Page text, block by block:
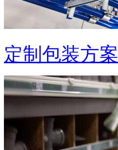
定制包装方案